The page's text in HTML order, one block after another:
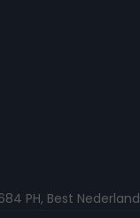
PH, Best Nederland